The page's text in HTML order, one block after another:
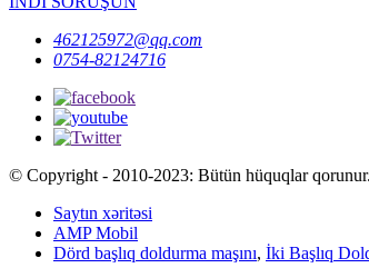
462125972@qq.com
0754-82124716
© Copyright - 2010-2023: Bütün hüquqlar qorunur.
Saytın xəritəsi
AMP Mobil
Dörd başlıq doldurma maşını, İki Başlıq